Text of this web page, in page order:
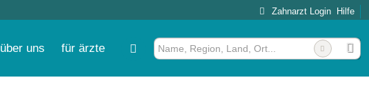
Zahnarzt Login Hilfe
über uns für ärzte